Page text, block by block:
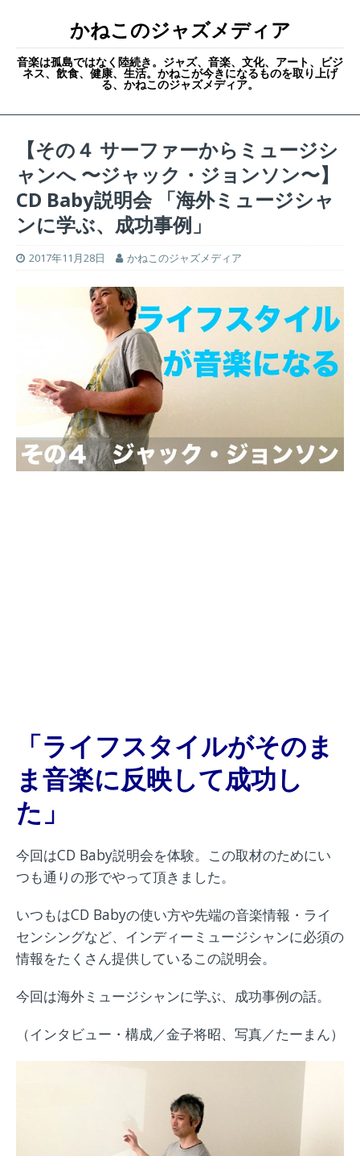
かねこのジャズメディア
音楽は孤島ではなく陸続き。ジャズ、音楽、文化、アート、ビジ
ネス、飲食、健康、生活。かねこが今きになるものを取り上げ
る、かねこのジャズメディア。
【その４ サーファーからミュージシ
ャンへ 〜ジャック・ジョンソン〜】
CD Baby説明会 「海外ミュージシャ
ンに学ぶ、成功事例」
2017年11月28日 かねこのジャズメディア
「ライフスタイルがそのま
ま音楽に反映して成功し
た」
今回はCD Baby説明会を体験。この取材のためにい
つも通りの形でやって頂きました。
いつもはCD Babyの使い方や先端の音楽情報・ライ
センシングなど、インディーミュージシャンに必須の
情報をたくさん提供しているこの説明会。
今回は海外ミュージシャンに学ぶ、成功事例の話。
（インタビュー・構成／金子将昭、写真／たーまん）